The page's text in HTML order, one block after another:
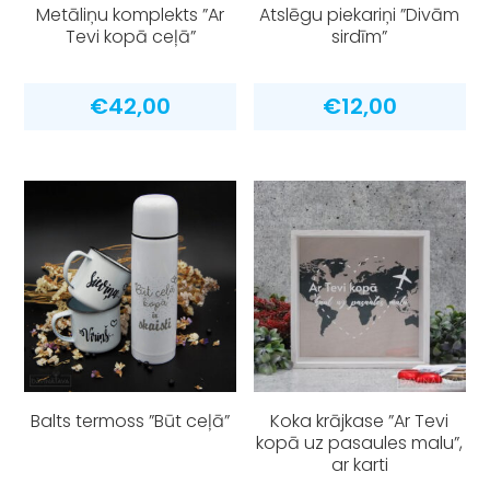
Metāliņu komplekts ”Ar
Tevi kopā ceļā”
€42,00
Atslēgu piekariņi ”Divām
sirdīm”
€12,00
Balts termoss ”Būt ceļā”
Koka krājkase ”Ar Tevi
kopā uz pasaules malu”,
ar karti